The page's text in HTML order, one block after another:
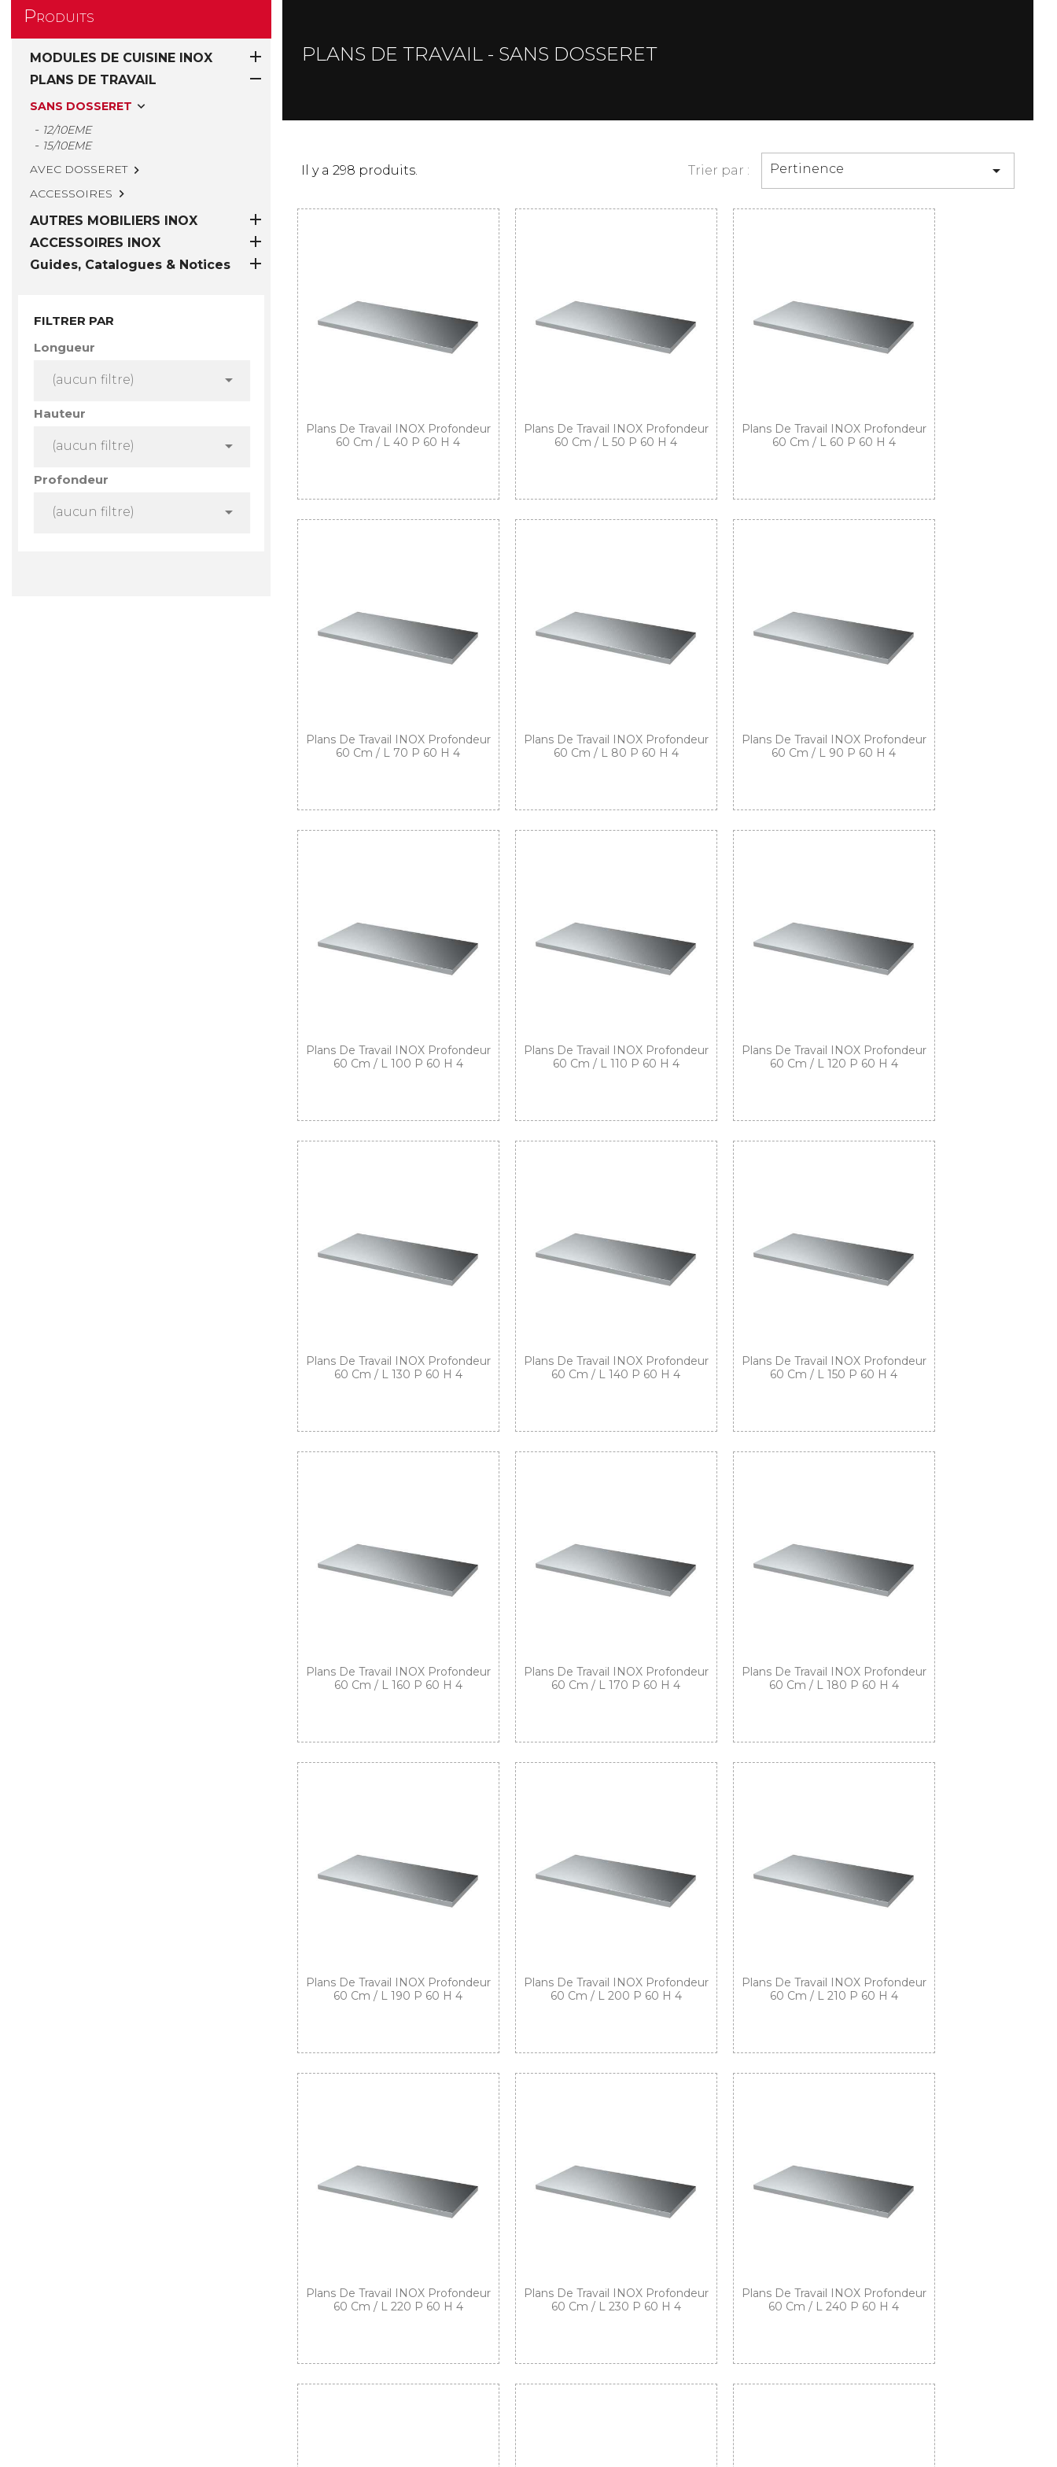
Produits
MODULES DE CUISINE INOX 
PLANS DE TRAVAIL 
SANS DOSSERET 
12/10EME
15/10EME
AVEC DOSSERET 
ACCESSOIRES 
AUTRES MOBILIERS INOX

ACCESSOIRES INOX 
Guides, Catalogues & Notices 
FILTRER PAR
Longueur
(aucun filtre) 
Hauteur
(aucun filtre) 
Profondeur
(aucun filtre) 
PLANS DE TRAVAIL - SANS DOSSERET
Il y a 298 produits. Trier par : Pertinence 
Plans De Travail INOX Profondeur
60 Cm / L 40 P 60 H 4
Plans De Travail INOX Profondeur
60 Cm / L 50 P 60 H 4
Plans De Travail INOX Profondeur
60 Cm / L 60 P 60 H 4
Plans De Travail INOX Profondeur
60 Cm / L 70 P 60 H 4
Plans De Travail INOX Profondeur
60 Cm / L 80 P 60 H 4
Plans De Travail INOX Profondeur
60 Cm / L 90 P 60 H 4
Plans De Travail INOX Profondeur
60 Cm / L 100 P 60 H 4
Plans De Travail INOX Profondeur
60 Cm / L 110 P 60 H 4
Plans De Travail INOX Profondeur
60 Cm / L 120 P 60 H 4
Plans De Travail INOX Profondeur
60 Cm / L 130 P 60 H 4
Plans De Travail INOX Profondeur
60 Cm / L 140 P 60 H 4
Plans De Travail INOX Profondeur
60 Cm / L 150 P 60 H 4
Plans De Travail INOX Profondeur
60 Cm / L 160 P 60 H 4
Plans De Travail INOX Profondeur
60 Cm / L 170 P 60 H 4
Plans De Travail INOX Profondeur
60 Cm / L 180 P 60 H 4
Plans De Travail INOX Profondeur
60 Cm / L 190 P 60 H 4
Plans De Travail INOX Profondeur
60 Cm / L 200 P 60 H 4
Plans De Travail INOX Profondeur
60 Cm / L 210 P 60 H 4
Plans De Travail INOX Profondeur
60 Cm / L 220 P 60 H 4
Plans De Travail INOX Profondeur
60 Cm / L 230 P 60 H 4
Plans De Travail INOX Profondeur
60 Cm / L 240 P 60 H 4